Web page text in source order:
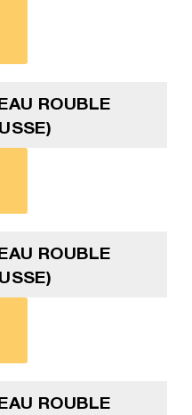
ROUBLE
ROUBLE
ROUBLE